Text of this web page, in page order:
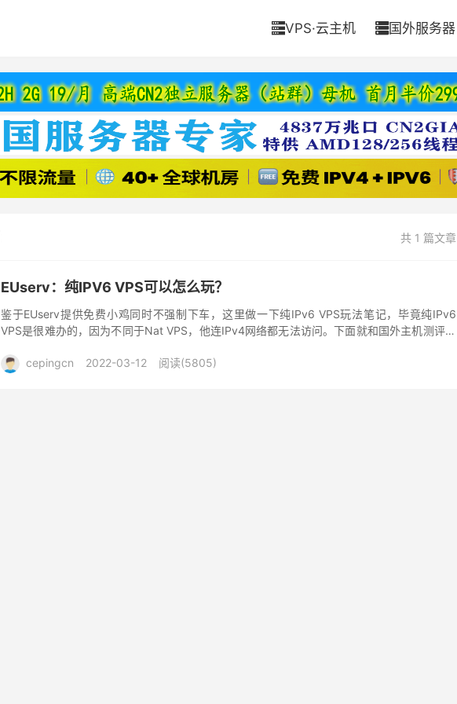
VPS·云主机 国外服务器
共 1 篇文章
EUserv：纯IPV6 VPS可以怎么玩？
鉴于EUserv提供免费小鸡同时不强制下车，这里做一下纯IPv6 VPS玩法笔记，毕竟纯IPv6
VPS是很难办的，因为不同于Nat VPS，他连IPv4网络都无法访问。下面就和国外主机测评小
cepingcn
2022-03-12 阅读(5805)